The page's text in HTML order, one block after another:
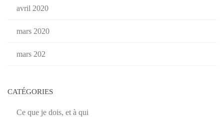
avril 2020
mars 2020
mars 202
CATÉGORIES
Ce que je dois, et à qui